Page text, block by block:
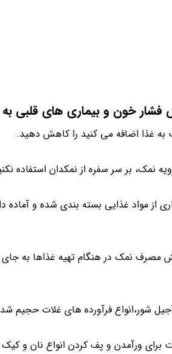
فشار خون و بیماری های قلبی
غذا اضافه می کنید را کاهش دهید.
نمک، بر سر سفره از نمکدان استفاده
از مواد غذایی بسته بندی شده و
مصرف نمک در هنگام تهیه غذاها به
شور،انواع فرآورده های غلات حجیم
ورآمدن و پف کردن انواع نان و کیک